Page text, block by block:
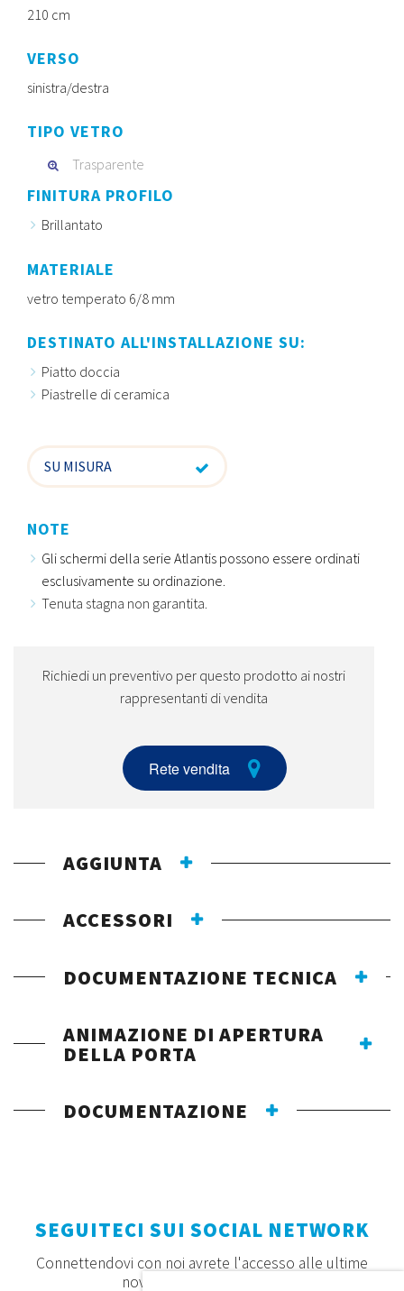
210 cm
VERSO
sinistra/destra
TIPO VETRO
Trasparente
FINITURA PROFILO
Brillantato
MATERIALE
vetro temperato 6/8 mm
DESTINATO ALL'INSTALLAZIONE SU:
Piatto doccia
Piastrelle di ceramica
SU MISURA
NOTE
Gli schermi della serie Atlantis possono essere ordinati
esclusivamente su ordinazione.
Tenuta stagna non garantita.
Richiedi un preventivo per questo prodotto ai nostri
rappresentanti di vendita
Rete vendita
AGGIUNTA
ACCESSORI
DOCUMENTAZIONE TECNICA
ANIMAZIONE DI APERTURA
DELLA PORTA
DOCUMENTAZIONE
SEGUITECI SUI SOCIAL NETWORK
Connettendovi con noi avrete l'accesso alle ultime
novità, offerte e prodotti